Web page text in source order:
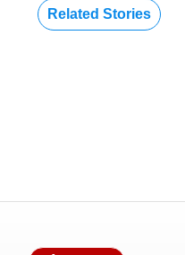
Related Stories